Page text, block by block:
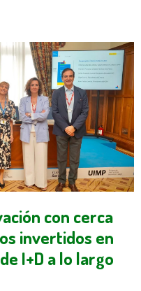
con cerca
invertidos en
I+D a lo largo